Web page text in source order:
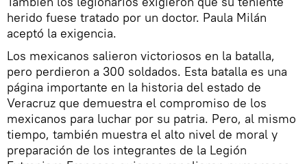
herido fuese tratado por un doctor. Paula Milán
aceptó la exigencia.
Los mexicanos salieron victoriosos en la batalla,
pero perdieron a 300 soldados. Esta batalla es una
página importante en la historia del estado de
Veracruz que demuestra el compromiso de los
mexicanos para luchar por su patria. Pero, al mismo
tiempo, también muestra el alto nivel de moral y
preparación de los integrantes de la Legión